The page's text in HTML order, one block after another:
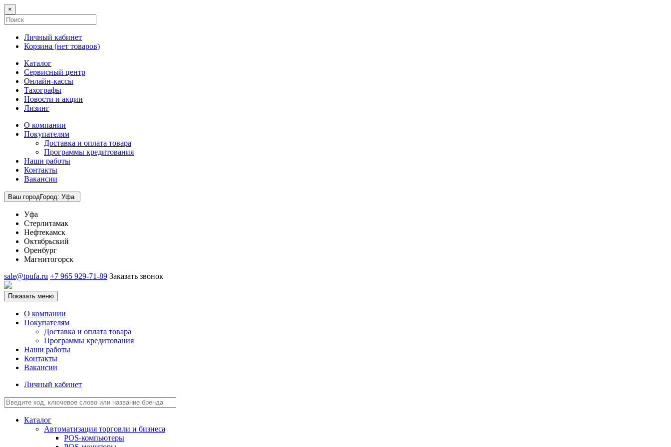
×
Личный кабинет
Корзина (нет товаров)
Каталог
Сервисный центр
Онлайн-кассы
Тахографы
Новости и акции
Лизинг
О компании
Покупателям
Доставка и оплата товара
Программы кредитования
Наши работы
Контакты
Вакансии
Ваш городГород: Уфа
Уфа
Стерлитамак
Нефтекамск
Октябрьский
Оренбург
Магнитогорск
sale@tpufa.ru +7 965 929-71-89 Заказать звонок
Показать меню
О компании
Покупателям
Доставка и оплата товара
Программы кредитования
Наши работы
Контакты
Вакансии
Личный кабинет
Каталог
Автоматизация торговли и бизнеса
POS-компьютеры